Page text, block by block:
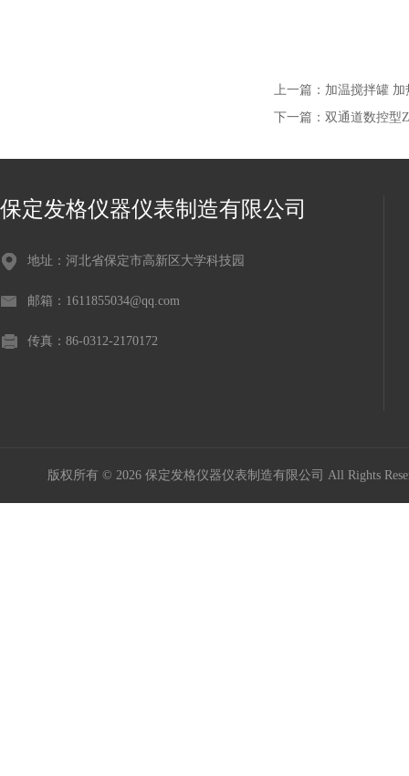
上一篇： 加温搅拌罐
下一篇： 双通道数控型
保定发格仪器仪表制造有限公司
地址：河北省保定市高新区大学科技园
邮箱：1611855034@qq.com
传真：86-0312-2170172
版权所有 © 2026 保定发格仪器仪表制造有限公司 All Rights